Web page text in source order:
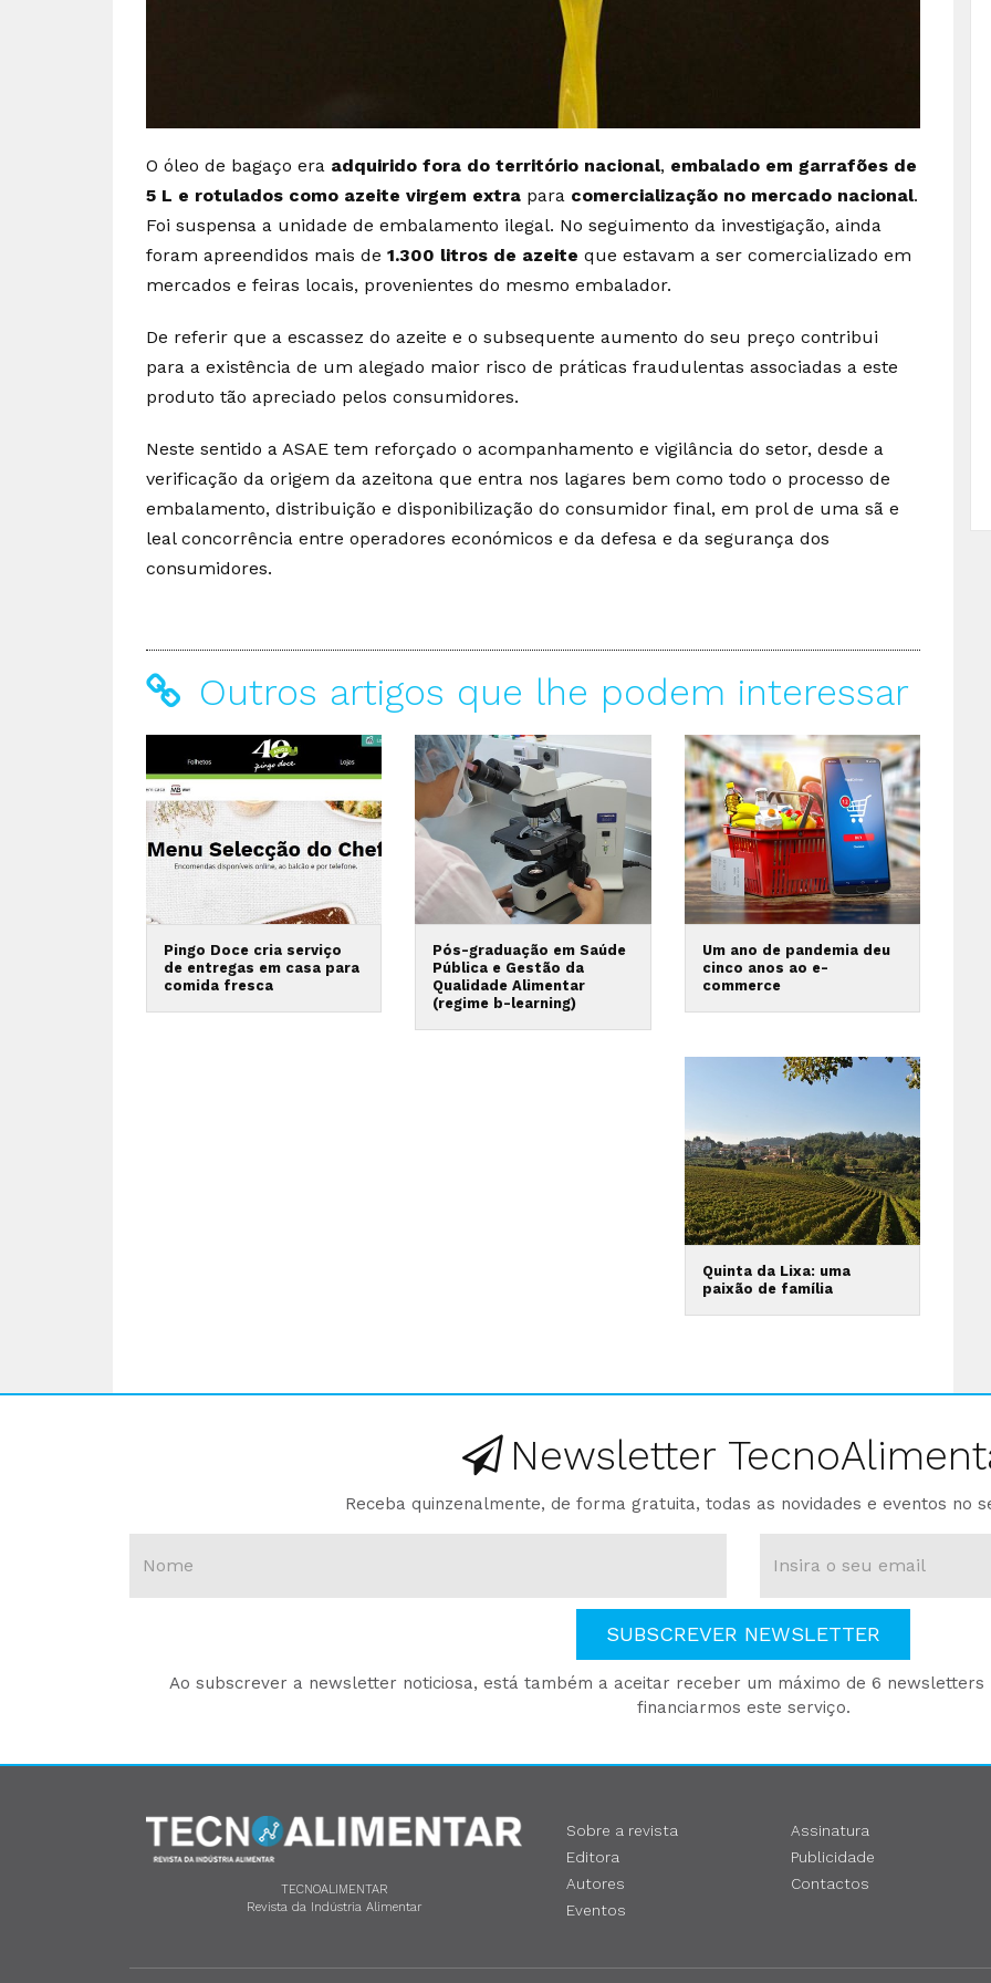
O óleo de bagaço era adquirido fora do território nacional, embalado em garrafões de
5 L e rotulados como azeite virgem extra para comercialização no mercado nacional.
Foi suspensa a unidade de embalamento ilegal. No seguimento da investigação, ainda
foram apreendidos mais de 1.300 litros de azeite que estavam a ser comercializado em
mercados e feiras locais, provenientes do mesmo embalador.
De referir que a escassez do azeite e o subsequente aumento do seu preço contribui
para a existência de um alegado maior risco de práticas fraudulentas associadas a este
produto tão apreciado pelos consumidores.
Neste sentido a ASAE tem reforçado o acompanhamento e vigilância do setor, desde a
verificação da origem da azeitona que entra nos lagares bem como todo o processo de
embalamento, distribuição e disponibilização do consumidor final, em prol de uma sã e
leal concorrência entre operadores económicos e da defesa e da segurança dos
consumidores.
Outros artigos que lhe podem interessar
Pingo Doce cria serviço
de entregas em casa para
comida fresca
Pós-graduação em Saúde
Pública e Gestão da
Qualidade Alimentar
(regime b-learning)
Um ano de pandemia deu
cinco anos ao e-
commerce
Quinta da Lixa: uma
paixão de família
Newsletter
Receba quinzenalmente, de forma gratuita, todas as novidades e eventos no
SUBSCREVER NEWSLETTER
Ao subscrever a newsletter noticiosa, está também a aceitar receber um máximo de 6
financiarmos este serviço.
TECNOALIMENTAR
Revista da Indústria Alimentar
Sobre a revista
Editora
Autores
Eventos
Assinatura
Publicidade
Contactos